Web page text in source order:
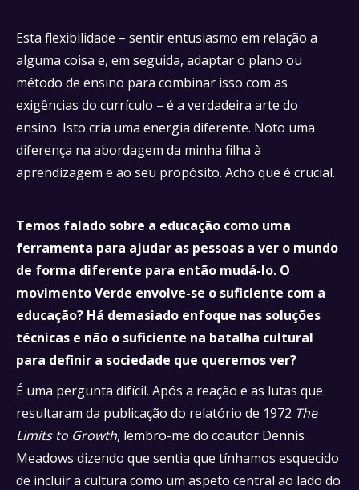
Esta flexibilidade – sentir entusiasmo em relação a
alguma coisa e, em seguida, adaptar o plano ou
método de ensino para combinar isso com as
exigências do currículo – é a verdadeira arte do
ensino. Isto cria uma energia diferente. Noto uma
diferença na abordagem da minha filha à
aprendizagem e ao seu propósito. Acho que é crucial.
Temos falado sobre a educação como uma
ferramenta para ajudar as pessoas a ver o mundo
de forma diferente para então mudá-lo. O
movimento Verde envolve-se o suficiente com a
educação? Há demasiado enfoque nas soluções
técnicas e não o suficiente na batalha cultural
para definir a sociedade que queremos ver?
É uma pergunta difícil. Após a reação e as lutas que
resultaram da publicação do relatório de 1972 The
Limits to Growth, lembro-me do coautor Dennis
Meadows dizendo que sentia que tínhamos esquecido
de incluir a cultura como um aspeto central ao lado do